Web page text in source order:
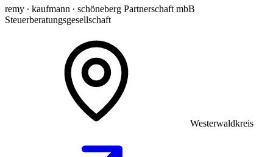
remy ∙ kaufmann ∙ schöneberg Partnerschaft mbB
Steuerberatungsgesellschaft
Westerwaldkreis